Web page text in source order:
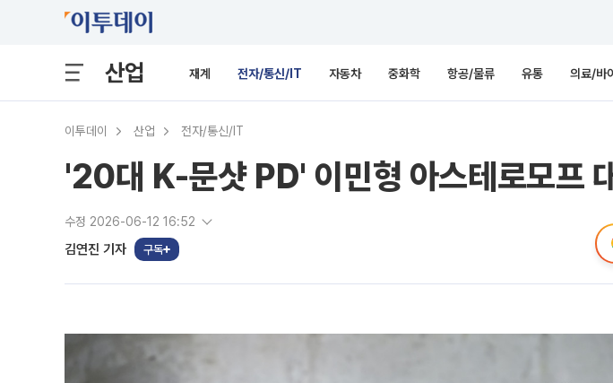
산업 재계 전자/통신/IT 자동차 중화학 항공/물류 유통 의료/바
이투데이 산업 전자/통신/IT
'20대 K-문샷 PD' 이민형 아스테로모프
수정 2026-06-12 16:52
김연진 기자 구독